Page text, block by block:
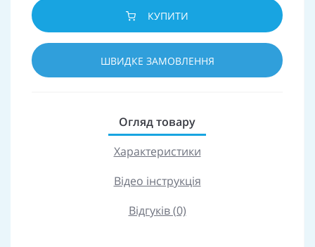
КУПИТИ
ШВИДКЕ ЗАМОВЛЕННЯ
Огляд товару
Характеристики
Відео інструкція
Відгуків (0)